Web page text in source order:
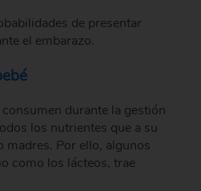
de presentar
el embarazo.
durante la gestión
los nutrientes que a su
madres. Por ello, algunos
como los lácteos, trae